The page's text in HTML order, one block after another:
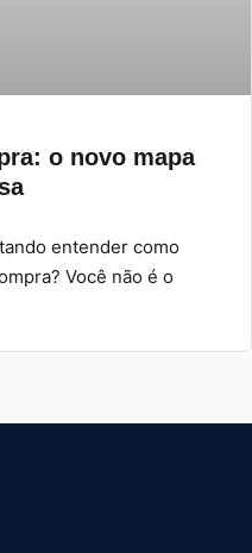
o novo mapa
entender como
Você não é o